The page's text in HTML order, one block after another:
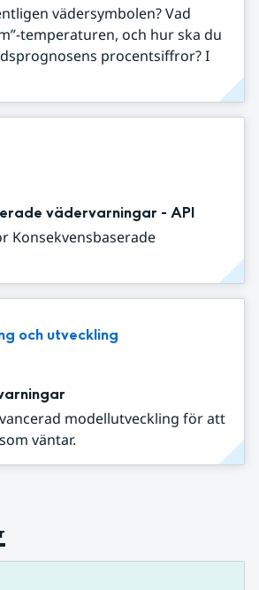
vädersymbolen? Vad
temperaturen, och hur ska du
procentsiffror? I
vädervarningar - API
Konsekvensbaserade
och utveckling
modellutveckling för att
väntar.